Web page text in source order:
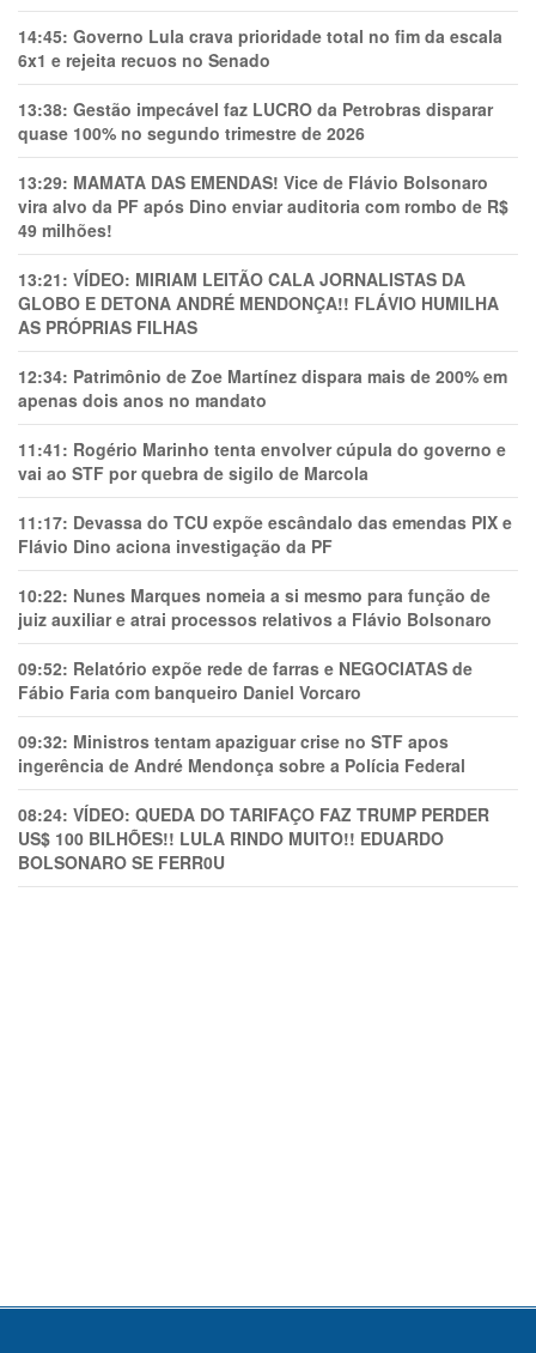
14:45: Governo Lula crava prioridade total no fim da escala
6x1 e rejeita recuos no Senado
13:38: Gestão impecável faz LUCRO da Petrobras disparar
quase 100% no segundo trimestre de 2026
13:29: MAMATA DAS EMENDAS! Vice de Flávio Bolsonaro
vira alvo da PF após Dino enviar auditoria com rombo de R$
49 milhões!
13:21: VÍDEO: MIRIAM LEITÃO CALA JORNALISTAS DA
GLOBO E DETONA ANDRÉ MENDONÇA!! FLÁVIO HUMILHA
AS PRÓPRIAS FILHAS
12:34: Patrimônio de Zoe Martínez dispara mais de 200% em
apenas dois anos no mandato
11:41: Rogério Marinho tenta envolver cúpula do governo e
vai ao STF por quebra de sigilo de Marcola
11:17: Devassa do TCU expõe escândalo das emendas PIX e
Flávio Dino aciona investigação da PF
10:22: Nunes Marques nomeia a si mesmo para função de
juiz auxiliar e atrai processos relativos a Flávio Bolsonaro
09:52: Relatório expõe rede de farras e NEGOCIATAS de
Fábio Faria com banqueiro Daniel Vorcaro
09:32: Ministros tentam apaziguar crise no STF apos
ingerência de André Mendonça sobre a Polícia Federal
08:24: VÍDEO: QUEDA DO TARIFAÇO FAZ TRUMP PERDER
US$ 100 BILHÕES!! LULA RINDO MUITO!! EDUARDO
BOLSONARO SE FERR0U